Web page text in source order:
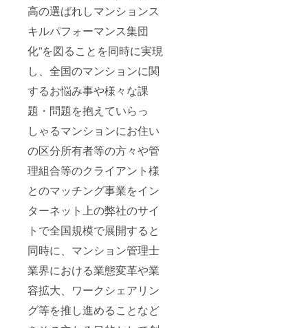
高の選ばれしマンションス
キルパフォーマンス集団
化”を図ることを同時に実現
し、全国のマンションに関
するお悩み事や様々な課
題・問題を抱えていらっ
しゃるマンションにお住い
の区分所有者等の方々や管
理組合等のクライアント様
とのマッチング事業をイン
ターネット上の弊社のサイ
トで全国規模で展開すると
同時に、マンション管理士
業界における業態変革や業
容拡大、ワークシェアリン
グ等を推し進めることなど